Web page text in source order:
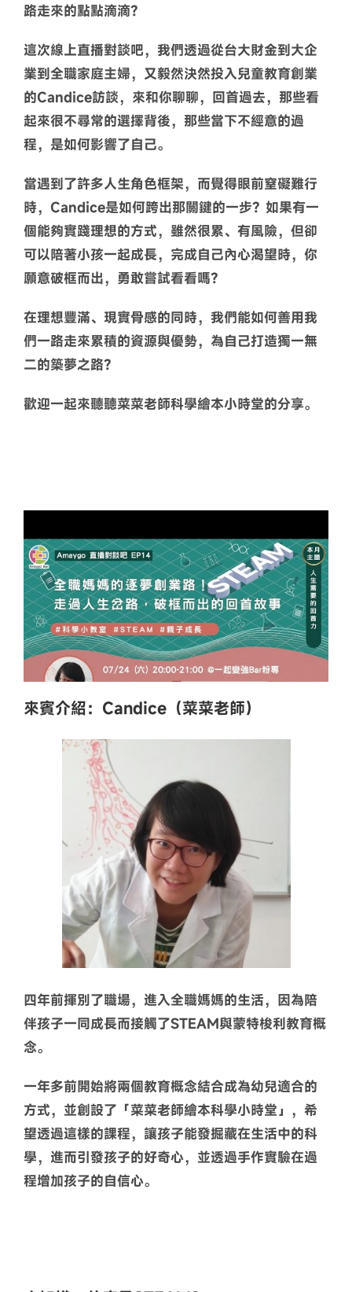
路走來的點點滴滴？
這次線上直播對談吧，我們透過從台大財金到大企
業到全職家庭主婦，又毅然決然投入兒童教育創業
的Candice訪談，來和你聊聊，回首過去，那些看
起來很不尋常的選擇背後，那些當下不經意的過
程，是如何影響了自己。
當遇到了許多人生角色框架，而覺得眼前窒礙難行
時，Candice是如何跨出那關鍵的一步？如果有一
個能夠實踐理想的方式，雖然很累、有風險，但卻
可以陪著小孩一起成長，完成自己內心渴望時，你
願意破框而出，勇敢嘗試看看嗎？
在理想豐滿、現實骨感的同時，我們能如何善用我
們一路走來累積的資源與優勢，為自己打造獨一無
二的築夢之路？
歡迎一起來聽聽菜菜老師科學繪本小時堂的分享。
來賓介紹：Candice（菜菜老師）
四年前揮別了職場，進入全職媽媽的生活，因為陪
伴孩子一同成長而接觸了STEAM與蒙特梭利教育概
念。
一年多前開始將兩個教育概念結合成為幼兒適合的
方式，並創設了「菜菜老師繪本科學小時堂」，希
望透過這樣的課程，讓孩子能發掘藏在生活中的科
學，進而引發孩子的好奇心，並透過手作實驗在過
程增加孩子的自信心。